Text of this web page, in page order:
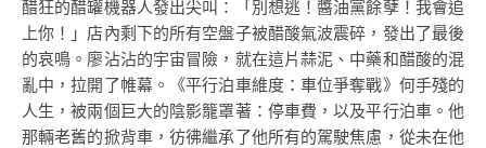
醋狂的醋罐機器人發出尖叫：「別想逃！醬油黨餘孽！我會追
上你！」店內剩下的所有空盤子被醋酸氣波震碎，發出了最後
的哀鳴。廖沾沾的宇宙冒險，就在這片蒜泥、中藥和醋酸的混
亂中，拉開了帷幕。《平行泊車維度：車位爭奪戰》何手殘的
人生，被兩個巨大的陰影籠罩著：停車費，以及平行泊車。他
那輛老舊的掀背車，彷彿繼承了他所有的駕駛焦慮，從未在他